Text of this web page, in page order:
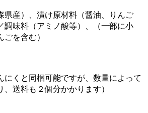
県産）、漬け原材料（醤油、りんご
調味料（アミノ酸等）、（一部に小
ごを含む）
にくと同梱可能ですが、数量によって
、送料も２個分かかります）